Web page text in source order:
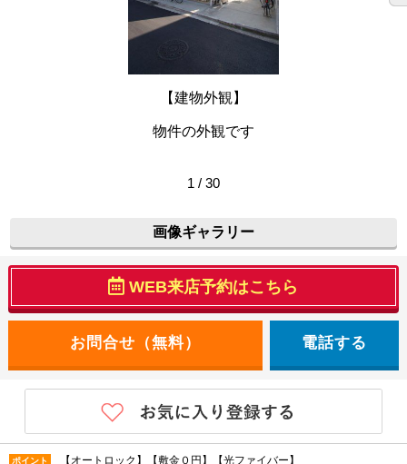
【建物外観】
物件の外観です
1 / 30
画像ギャラリー
WEB来店予約はこちら
電話する
ポイント 【オートロック】【敷金０円】【光ファイバー】